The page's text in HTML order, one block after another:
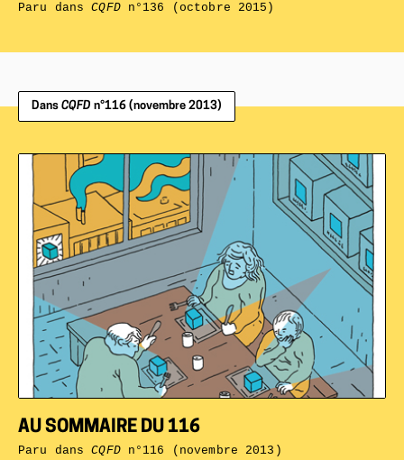
Paru dansCQFDn°136 (octobre 2015)
Dans CQFD n°116 (novembre 2013)
AU SOMMAIRE DU 116
Paru dansCQFDn°116 (novembre 2013)